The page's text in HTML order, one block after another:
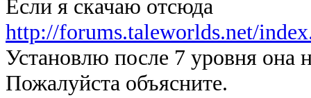
Если я скачаю отсюда
http://forums.taleworlds.net/
Установлю после 7 уровня она
Пожалуйста объясните.